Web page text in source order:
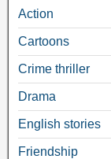
Action
Cartoons
Crime thriller
Drama
English stories
Friendship